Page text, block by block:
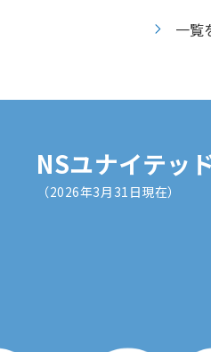
一覧
NSユナイテッ
（2026年3月31日現在）